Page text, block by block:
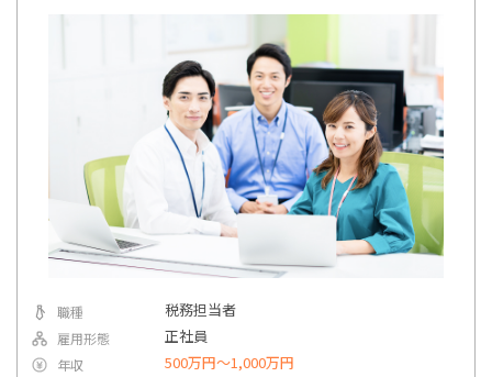
職種 税務担当者
雇用形態 正社員
年収 500万円〜1,000万円